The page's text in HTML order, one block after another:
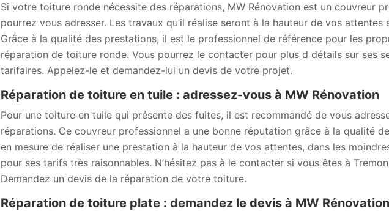
Si votre toiture ronde nécessite des réparations, MW Rénovation est un couvreur
pourrez vous adresser. Les travaux qu’il réalise seront à la hauteur de vos
Grâce à la qualité des prestations, il est le professionnel de référence pour les
réparation de toiture ronde. Vous pourrez le contacter pour plus d détails sur ses
tarifaires. Appelez-le et demandez-lui un devis de votre projet.
Réparation de toiture en tuile : adressez-vous à MW Rénovation
Pour une toiture en tuile qui présente des fuites, il est recommandé de vous
réparations. Ce couvreur professionnel a une bonne réputation grâce à la qualité
en mesure de réaliser une prestation à la hauteur de vos attentes, dans les
pour ses tarifs très raisonnables. N’hésitez pas à le contacter si vous êtes à
Demandez un devis de la réparation de votre toiture.
Réparation de toiture plate : demandez le devis à MW Rénovation